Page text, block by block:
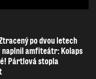
po dvou letech
amfiteátr: Kolaps
Pártlová stopla